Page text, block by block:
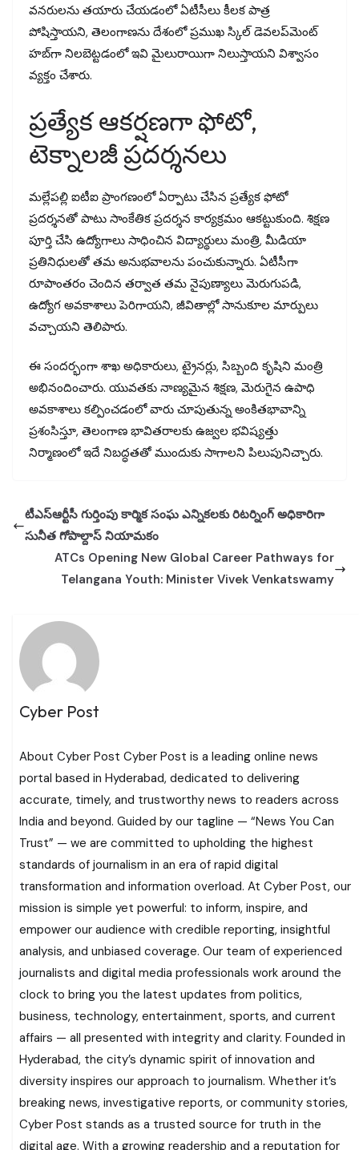
వనరులను తయారు చేయడంలో ఏటీసీలు కీలక పాత్ర
పోషిస్తాయని, తెలంగాణను దేశంలో ప్రముఖ స్కిల్ డెవలప్‌మెంట్
హబ్‌గా నిలబెట్టడంలో ఇవి మైలురాయిగా నిలుస్తాయని విశ్వాసం
వ్యక్తం చేశారు.
ప్రత్యేక ఆకర్షణగా ఫోటో,
టెక్నాలజీ ప్రదర్శనలు
మల్లేపల్లి ఐటీఐ ప్రాంగణంలో ఏర్పాటు చేసిన ప్రత్యేక ఫోటో
ప్రదర్శనతో పాటు సాంకేతిక ప్రదర్శన కార్యక్రమం ఆకట్టుకుంది. శిక్షణ
పూర్తి చేసి ఉద్యోగాలు సాధించిన విద్యార్థులు మంత్రి, మీడియా
ప్రతినిధులతో తమ అనుభవాలను పంచుకున్నారు. ఏటీసీగా
రూపాంతరం చెందిన తర్వాత తమ నైపుణ్యాలు మెరుగుపడి,
ఉద్యోగ అవకాశాలు పెరిగాయని, జీవితాల్లో సానుకూల మార్పులు
వచ్చాయని తెలిపారు.
ఈ సందర్భంగా శాఖ అధికారులు, ట్రైనర్లు, సిబ్బంది కృషిని మంత్రి
అభినందించారు. యువతకు నాణ్యమైన శిక్షణ, మెరుగైన ఉపాధి
అవకాశాలు కల్పించడంలో వారు చూపుతున్న అంకితభావాన్ని
ప్రశంసిస్తూ, తెలంగాణ భావితరాలకు ఉజ్వల భవిష్యత్తు
నిర్మాణంలో ఇదే నిబద్ధతతో ముందుకు సాగాలని పిలుపునిచ్చారు.
టీఎస్‌ఆర్టీసీ గుర్తింపు కార్మిక సంఘ ఎన్నికలకు రిటర్నింగ్ అధికారిగా
సునీత గోపాల్దాస్ నియామకం
ATCs Opening New Global Career Pathways for
Telangana Youth: Minister Vivek Venkatswamy
Cyber Post
About Cyber Post Cyber Post is a leading online news
portal based in Hyderabad, dedicated to delivering
accurate, timely, and trustworthy news to readers across
India and beyond. Guided by our tagline — “News You Can
Trust” — we are committed to upholding the highest
standards of journalism in an era of rapid digital
transformation and information overload. At Cyber Post, our
mission is simple yet powerful: to inform, inspire, and
empower our audience with credible reporting, insightful
analysis, and unbiased coverage. Our team of experienced
journalists and digital media professionals work around the
clock to bring you the latest updates from politics,
business, technology, entertainment, sports, and current
affairs — all presented with integrity and clarity. Founded in
Hyderabad, the city’s dynamic spirit of innovation and
diversity inspires our approach to journalism. Whether it’s
breaking news, investigative reports, or community stories,
Cyber Post stands as a trusted source for truth in the
digital age. With a growing readership and a reputation for